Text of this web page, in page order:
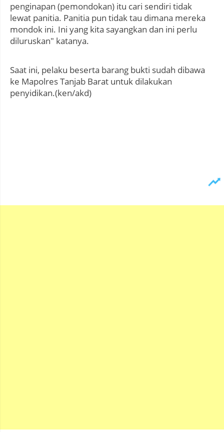
penginapan (pemondokan) itu cari sendiri tidak
lewat panitia. Panitia pun tidak tau dimana mereka
mondok ini. Ini yang kita sayangkan dan ini perlu
diluruskan" katanya.
Saat ini, pelaku beserta barang bukti sudah dibawa
ke Mapolres Tanjab Barat untuk dilakukan
penyidikan.(ken/akd)